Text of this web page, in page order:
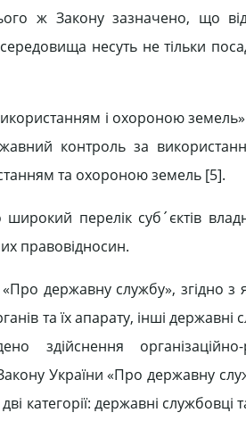
ж Закону зазначено, що
несуть не тільки
і охороною
контроль за
та охо­роною земель [5].
перелік суб´єктів
правовідносин.
державну службу», згідно
та їх апарату, інші дер­жавні
здійснення
України «Про державну
кате­горії: державні службовці